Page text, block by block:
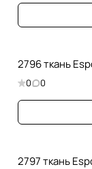
2796 ткань
0 0
2797 ткань